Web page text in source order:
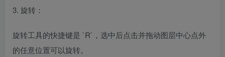
3. 旋转：
旋转工具的快捷键是 `R`，选中后点击并拖动图层中心点外
的任意位置可以旋转。